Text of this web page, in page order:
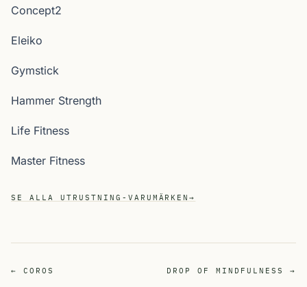
Concept2
Eleiko
Gymstick
Hammer Strength
Life Fitness
Master Fitness
SE ALLA UTRUSTNING-VARUMÄRKEN→
← COROS DROP OF MINDFULNESS →